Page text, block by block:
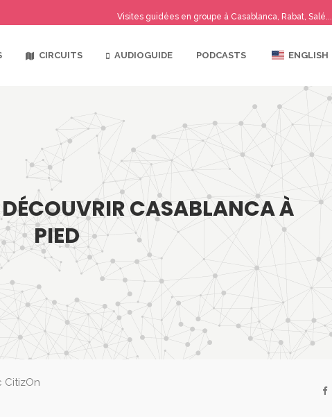
Visites guidées en groupe à Casablanca, Rabat, Salé...
CIRCUITS AUDIOGUIDE PODCASTS ENGLISH
CASABLANCA À
PIED
CitizOn